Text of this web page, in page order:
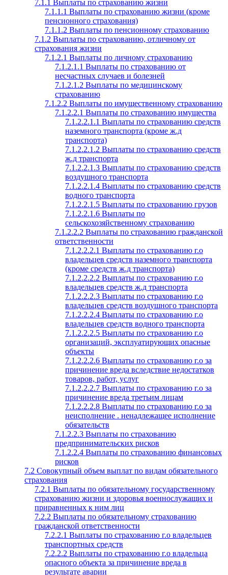
7.1.1 Выплаты по страхованию жизни
7.1.1.1 Выплаты по страхованию жизни (кроме
пенсионного страхования)
7.1.1.2 Выплаты по пенсионному страхованию
7.1.2 Выплаты по страхованию, отличному от
страхования жизни
7.1.2.1 Выплаты по личному страхованию
7.1.2.1.1 Выплаты по страхованию от
несчастных случаев и болезней
7.1.2.1.2 Выплаты по медицинскому
страхованию
7.1.2.2 Выплаты по имущественному страхованию
7.1.2.2.1 Выплаты по страхованию имущества
7.1.2.2.1.1 Выплаты по страхованию средств
наземного транспорта (кроме ж.д
транспорта)
7.1.2.2.1.2 Выплаты по страхованию средств
ж.д транспорта
7.1.2.2.1.3 Выплаты по страхованию средств
воздушного транспорта
7.1.2.2.1.4 Выплаты по страхованию средств
водного транспорта
7.1.2.2.1.5 Выплаты по страхованию грузов
7.1.2.2.1.6 Выплаты по
сельскохозяйственному страхованию
7.1.2.2.2 Выплаты по страхованию гражданской
ответственности
7.1.2.2.2.1 Выплаты по страхованию г.о
владельцев средств наземного транспорта
(кроме средств ж.д транспорта)
7.1.2.2.2.2 Выплаты по страхованию г.о
владельцев средств ж.д транспорта
7.1.2.2.2.3 Выплаты по страхованию г.о
владельцев средств воздушного транспорта
7.1.2.2.2.4 Выплаты по страхованию г.о
владельцев средств водного транспорта
7.1.2.2.2.5 Выплаты по страхованию г.о
организаций, эксплуатирующих опасные
объекты
7.1.2.2.2.6 Выплаты по страхованию г.о за
причинение вреда вследствие недостатков
товаров, работ, услуг
7.1.2.2.2.7 Выплаты по страхованию г.о за
причинение вреда третьим лицам
7.1.2.2.2.8 Выплаты по страхованию г.о за
неисполнение . ненадлежащее исполнение
обязательств
7.1.2.2.3 Выплаты по страхованию
предпринимательских рисков
7.1.2.2.4 Выплаты по страхованию финансовых
рисков
7.2 Совокупный объем выплат по видам обязательного
страхования
7.2.1 Выплаты по обязательному государственному
страхованию жизни и здоровья военнослужащих и
приравненных к ним лиц
7.2.2 Выплаты по обязательному страхованию
гражданской ответственности
7.2.2.1 Выплаты по страхованию г.о владельцев
транспортных средств
7.2.2.2 Выплаты по страхованию г.о владельца
опасного объекта за причинение вреда в
результате аварии